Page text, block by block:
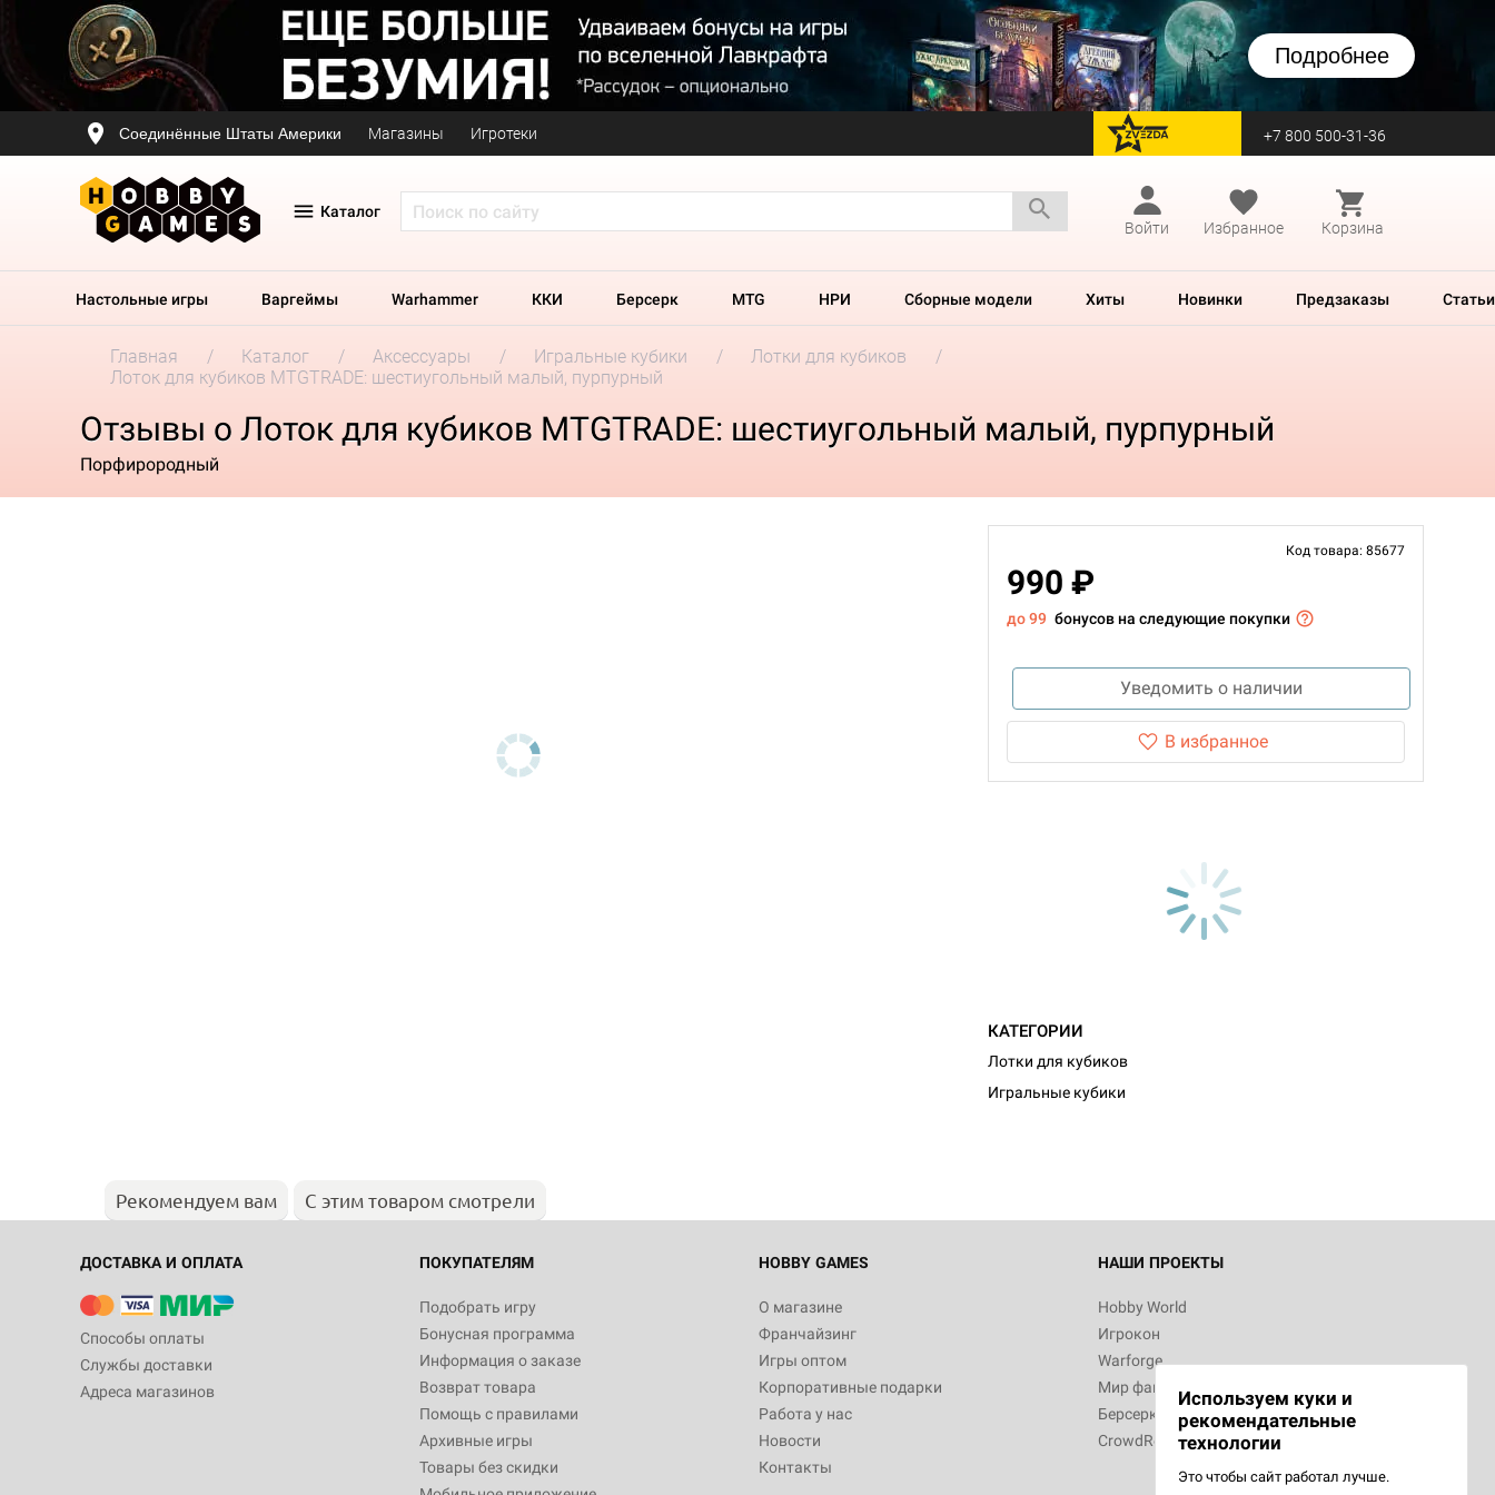
Подробнее
Соединённые Штаты Америки Магазины Игротеки перейти на Zvezda +7 800 500-31-36
Каталог
Войти
Избранное Корзина
Настольные игры Варгеймы Warhammer ККИ Берсерк MTG НРИ Сборные модели Хиты Новинки Предзаказы Статьи
Главная Каталог Аксессуары Игральные кубики
Лотки для кубиков
Лоток для кубиков MTGTRADE: шестиугольный малый, пурпурный
Отзывы о Лоток для кубиков MTGTRADE: шестиугольный малый, пурпурный
Порфирородный
Код товара: 85677
990 ₽
до 99 бонусов на следующие покупки
Уведомить о наличии
В избранное
КАТЕГОРИИ
Лотки для кубиков
Игральные кубики
Рекомендуем вам С этим товаром смотрели
ДОСТАВКА И ОПЛАТА
Способы оплаты
Службы доставки
Адреса магазинов
ПОКУПАТЕЛЯМ
Подобрать игру
Бонусная программа
Информация о заказе
Возврат товара
Помощь с правилами
Архивные игры
Товары без скидки
HOBBY GAMES
О магазине
Франчайзинг
Игры оптом
Корпоративные подарки
Работа у нас
Новости
Контакты
НАШИ ПРОЕКТЫ
Hobby World
Игрокон
Warforge
Мир фантастики
Берсерк
CrowdRepublic
Используем куки и
рекомендательные
технологии
Это чтобы сайт работал лучше.